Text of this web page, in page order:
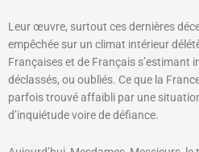
Leur œuvre, surtout ces dernières
empêchée sur un climat intérieur
Françaises et de Français s’estimant
déclassés, ou oubliés. Ce que la
parfois trouvé affaibli par une
d’inquiétude voire de défiance.